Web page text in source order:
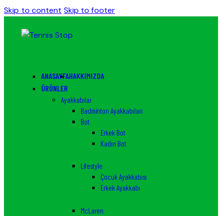
Skip to content Skip to footer
ANASAYFAHAKKIMIZDA
ÜRÜNLER
Ayakkabılar
Badminton Ayakkabıları
Bot
Erkek Bot
Kadın Bot
Lifestyle
Çocuk Ayakkabısı
Erkek Ayakkabı
McLaren